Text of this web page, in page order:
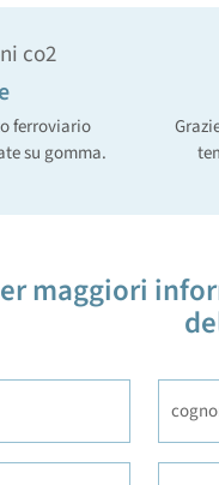
ferroviario
su gomma.
maggiori